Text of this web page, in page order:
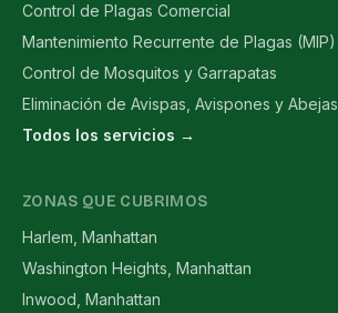
Control de Plagas Comercial
Mantenimiento Recurrente de Plagas (MIP)
Control de Mosquitos y Garrapatas
Eliminación de Avispas, Avispones y Abejas
Todos los servicios →
ZONAS QUE CUBRIMOS
Harlem, Manhattan
Washington Heights, Manhattan
Inwood, Manhattan